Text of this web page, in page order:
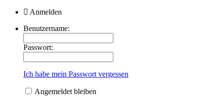
Anmelden
Benutzername:
Passwort:
Ich habe mein Passwort vergessen
Angemeldet bleiben